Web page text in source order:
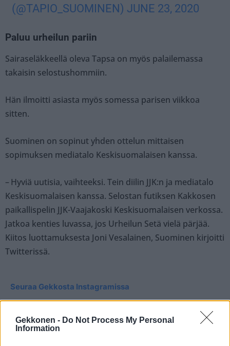
Gekkonen - Do Not Process My Personal
Information
(@TAPIO_SUOMINEN) JUNE 23, 2020
Paluu urheilun pariin
Sairaseläkkeellä oleva Tapsa on myös palailemassa
takaisin selostushommiin.
Hän ilmoitti asiasta myös somessa parisen viikkoa
sitten.
Suominen on sopinut yhden ottelun mittaisen
sopimuksen mediatalo Keskisuomalaisen kanssa.
– Hyviä uutisia, vaihteeksi. Tein diilin JJK:n ja mediatalo
Keskisuomalaisen kanssa. Selostan futiksen Kakkosen
paikallispelin JJK-Vaajakoski Keskisuomalaisen verkossa.
Jatkoa kenties luvassa, jos Urheilun Setä vielä pärjää.
Kiitos luottamuksesta Joni Vesalainen, Suominen kirjoitti
Twitterissä.
Seuraa Gekkosta Instagramissa
Toimitus